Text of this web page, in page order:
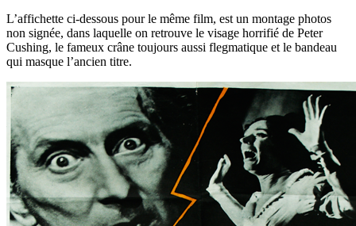
L’affichette ci-dessous pour le même film, est un montage photos
non signée, dans laquelle on retrouve le visage horrifié de Peter
Cushing, le fameux crâne toujours aussi flegmatique et le bandeau
qui masque l’ancien titre.